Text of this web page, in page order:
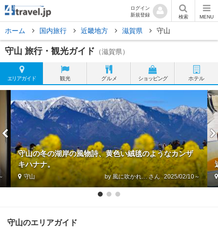
ログイン
新規登録
検索 MENU
ホーム 国内旅行 近畿地方 滋賀県 守山
守山 旅行・観光ガイド （滋賀県）
エリアガイド 観光 グルメ ショッピング ホテル
守山の冬の湖岸の風物詩、黄色い絨毯のようなカンザ
キハナナ。
守山 by 風に吹かれて旅人 2025/02/10～
守山のエリアガイド